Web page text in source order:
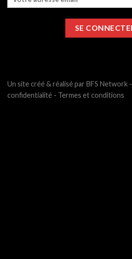
Un site créé & réalisé par BFS Network -
confidentialité - Termes et conditions